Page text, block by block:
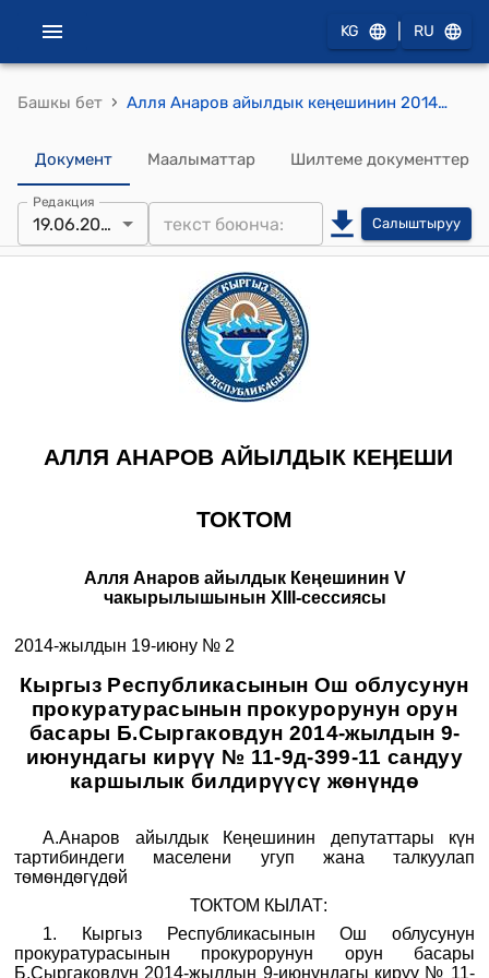
KG RU
Башкы бет › Алля Анаров айылдык кеңешинин 2014-жылдын 19-июнундагы № 2 "Кыргыз Республикасынын Ош облусунун прокуратурасынын прокурорунун орун басары Б.Сыргаковдун 2014-жылдын 9-июнундагы кирүү № 11-9д-399-11 сандуу каршылык билдирүүсү жѳнүндѳ" токтому
Документ Маалыматтар Шилтеме документтер
Редакция
19.06.2014 Салыштыруу